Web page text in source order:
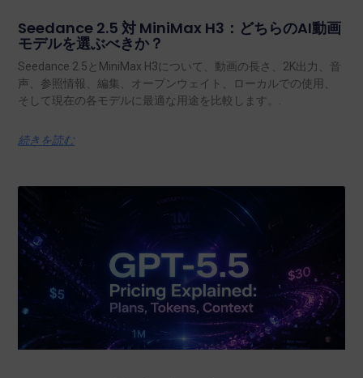
Seedance 2.5 対 MiniMax H3：どちらのAI動画
モデルを選ぶべきか？
Seedance 2.5とMiniMax H3について、動画の長さ、2K出力、音
声、参照情報、編集、オープンウェイト、ローカルでの使用、
そして現在の各モデルに最適な用途を比較します。.
続きを読む